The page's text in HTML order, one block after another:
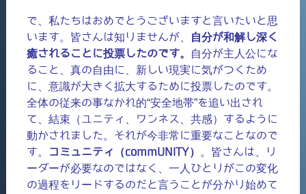
で、私たちはおめでとうございますと言いたいと思
います。皆さんは知りませんが、
自分が和解し深く
癒されることに投票したのです。
自分が主人公にな
ること、真の自由に、新しい現実に気がつくため
に、意識が大きく拡大するために投票したのです。
全体の従来の事なかれ的“安全地帯”を追い出され
て、結束（ユニティ、ワンネス、共感）するように
動かされました。それが今非常に重要なことなので
す。
コミュニティ（commUNITY）
。皆さんは、リ
ーダーが必要なのではなく、一人ひとりがこの変化
の過程をリードするのだと言うことが分かり始めて